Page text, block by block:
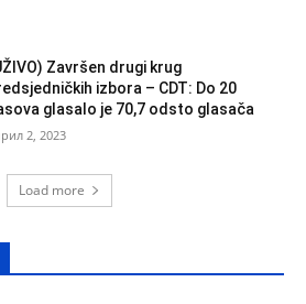
Završen drugi krug
izbora – CDT: Do 20
glasalo je 70,7 odsto glasača
2, 2023
Load more